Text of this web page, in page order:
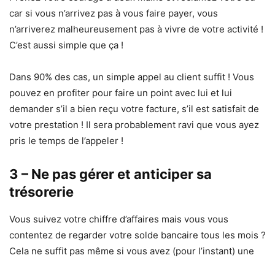
car si vous n’arrivez pas à vous faire payer, vous
n’arriverez malheureusement pas à vivre de votre activité !
C’est aussi simple que ça !
Dans 90% des cas, un simple appel au client suffit ! Vous
pouvez en profiter pour faire un point avec lui et lui
demander s’il a bien reçu votre facture, s’il est satisfait de
votre prestation ! Il sera probablement ravi que vous ayez
pris le temps de l’appeler !
3 – Ne pas gérer et anticiper sa
trésorerie
Vous suivez votre chiffre d’affaires mais vous vous
contentez de regarder votre solde bancaire tous les mois ?
Cela ne suffit pas même si vous avez (pour l’instant) une